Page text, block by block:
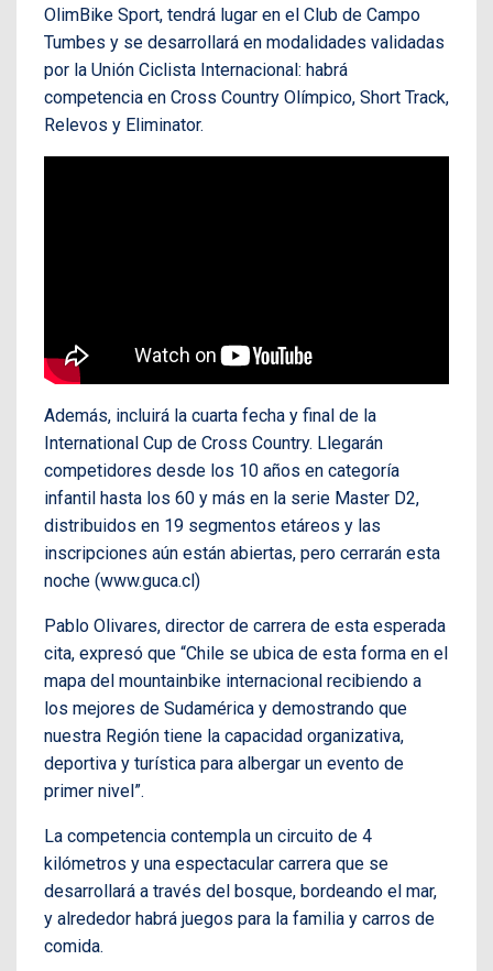
OlimBike Sport, tendrá lugar en el Club de Campo
Tumbes y se desarrollará en modalidades validadas
por la Unión Ciclista Internacional: habrá
competencia en Cross Country Olímpico, Short Track,
Relevos y Eliminator.
Además, incluirá la cuarta fecha y final de la
International Cup de Cross Country. Llegarán
competidores desde los 10 años en categoría
infantil hasta los 60 y más en la serie Master D2,
distribuidos en 19 segmentos etáreos y las
inscripciones aún están abiertas, pero cerrarán esta
noche (www.guca.cl)
Pablo Olivares, director de carrera de esta esperada
cita, expresó que “Chile se ubica de esta forma en el
mapa del mountainbike internacional recibiendo a
los mejores de Sudamérica y demostrando que
nuestra Región tiene la capacidad organizativa,
deportiva y turística para albergar un evento de
primer nivel”.
La competencia contempla un circuito de 4
kilómetros y una espectacular carrera que se
desarrollará a través del bosque, bordeando el mar,
y alrededor habrá juegos para la familia y carros de
comida.